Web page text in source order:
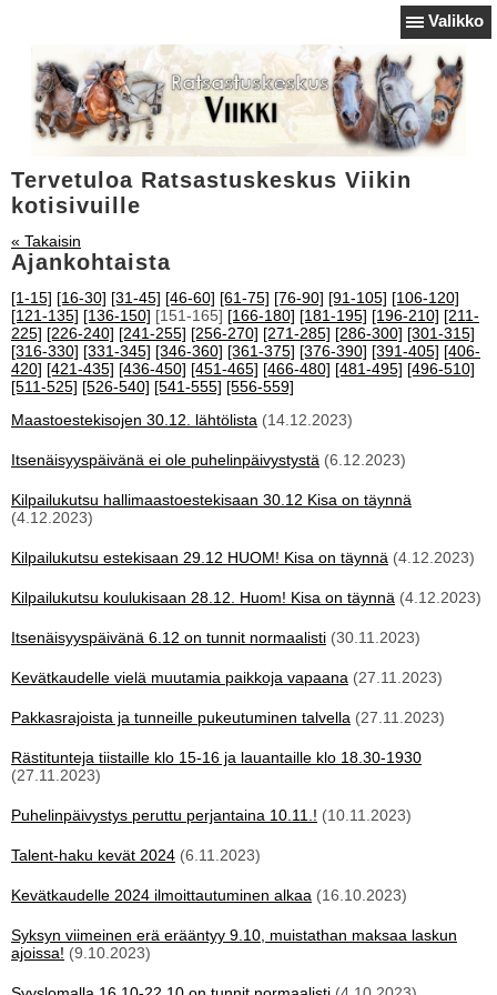
Valikko
Tervetuloa Ratsastuskeskus Viikin
kotisivuille
« Takaisin
Ajankohtaista
[1-15] [16-30] [31-45] [46-60] [61-75] [76-90] [91-105] [106-120]
[121-135] [136-150] [151-165] [166-180] [181-195] [196-210] [211-
225] [226-240] [241-255] [256-270] [271-285] [286-300] [301-315]
[316-330] [331-345] [346-360] [361-375] [376-390] [391-405] [406-
420] [421-435] [436-450] [451-465] [466-480] [481-495] [496-510]
[511-525] [526-540] [541-555] [556-559]
Maastoestekisojen 30.12. lähtölista (14.12.2023)
Itsenäisyyspäivänä ei ole puhelinpäivystystä (6.12.2023)
Kilpailukutsu hallimaastoestekisaan 30.12 Kisa on täynnä
(4.12.2023)
Kilpailukutsu estekisaan 29.12 HUOM! Kisa on täynnä (4.12.2023)
Kilpailukutsu koulukisaan 28.12. Huom! Kisa on täynnä (4.12.2023)
Itsenäisyyspäivänä 6.12 on tunnit normaalisti (30.11.2023)
Kevätkaudelle vielä muutamia paikkoja vapaana (27.11.2023)
Pakkasrajoista ja tunneille pukeutuminen talvella (27.11.2023)
Rästitunteja tiistaille klo 15-16 ja lauantaille klo 18.30-1930
(27.11.2023)
Puhelinpäivystys peruttu perjantaina 10.11.! (10.11.2023)
Talent-haku kevät 2024 (6.11.2023)
Kevätkaudelle 2024 ilmoittautuminen alkaa (16.10.2023)
Syksyn viimeinen erä erääntyy 9.10, muistathan maksaa laskun
ajoissa! (9.10.2023)